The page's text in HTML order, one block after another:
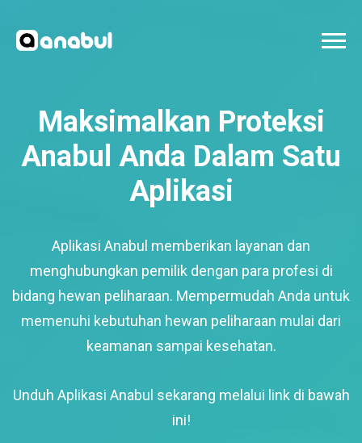
Maksimalkan Proteksi
Anabul Anda Dalam Satu
Aplikasi
Aplikasi Anabul memberikan layanan dan
menghubungkan pemilik dengan para profesi di
bidang hewan peliharaan. Mempermudah Anda untuk
memenuhi kebutuhan hewan peliharaan mulai dari
keamanan sampai kesehatan.
Unduh Aplikasi Anabul sekarang melalui link di bawah
ini!